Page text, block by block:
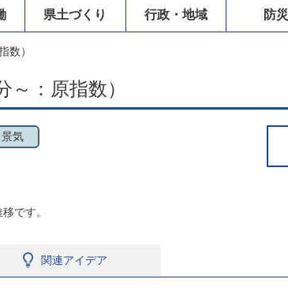
県土づくり 行政・地域 防災
数）
：原指数）
景気
です。
関連アイデア